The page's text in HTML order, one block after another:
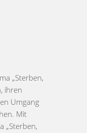
„Sterben,
ihren
Umgang
Mit
„Sterben,